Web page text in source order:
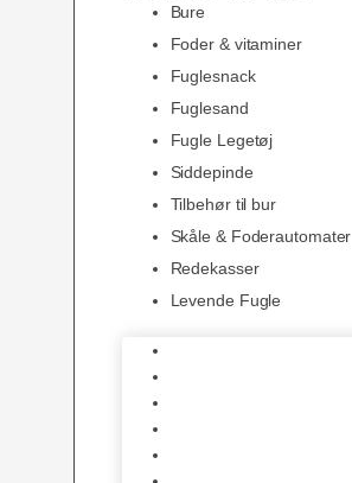
Bure
Foder & vitaminer
Fuglesnack
Fuglesand
Fugle Legetøj
Siddepinde
Tilbehør til bur
Skåle & Foderautomater
Redekasser
Levende Fugle